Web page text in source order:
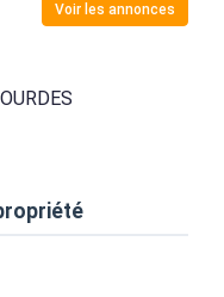
Voir les annonces